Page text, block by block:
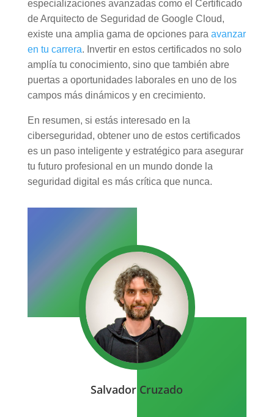
especializaciones avanzadas como el Certificado
de Arquitecto de Seguridad de Google Cloud,
existe una amplia gama de opciones para avanzar
en tu carrera. Invertir en estos certificados no solo
amplía tu conocimiento, sino que también abre
puertas a oportunidades laborales en uno de los
campos más dinámicos y en crecimiento.
En resumen, si estás interesado en la
ciberseguridad, obtener uno de estos certificados
es un paso inteligente y estratégico para asegurar
tu futuro profesional en un mundo donde la
seguridad digital es más crítica que nunca.
Salvador Cruzado